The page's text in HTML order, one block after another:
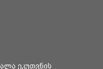
ეკუთვნის